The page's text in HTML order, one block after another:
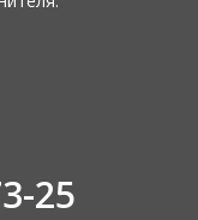
25